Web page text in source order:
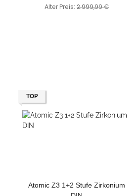
Alter Preis: 2.999,99 €
TOP
Atomic Z3 1+2 Stufe Zirkonium